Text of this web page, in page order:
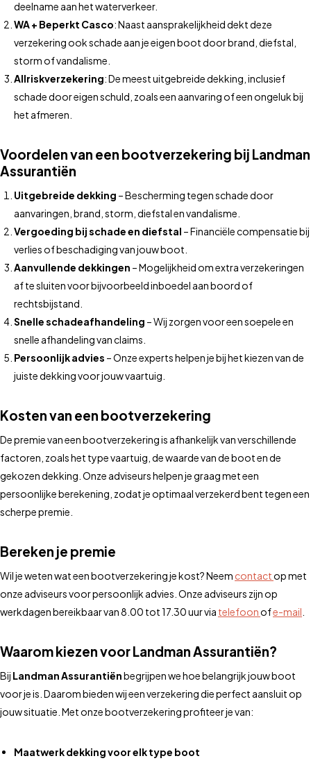
deelname aan het waterverkeer.
WA + Beperkt Casco: Naast aansprakelijkheid dekt deze
verzekering ook schade aan je eigen boot door brand, diefstal,
storm of vandalisme.
Allriskverzekering: De meest uitgebreide dekking, inclusief
schade door eigen schuld, zoals een aanvaring of een ongeluk bij
het afmeren.
Voordelen van een bootverzekering bij Landman
Assurantiën
Uitgebreide dekking – Bescherming tegen schade door
aanvaringen, brand, storm, diefstal en vandalisme.
Vergoeding bij schade en diefstal – Financiële compensatie bij
verlies of beschadiging van jouw boot.
Aanvullende dekkingen – Mogelijkheid om extra verzekeringen
af te sluiten voor bijvoorbeeld inboedel aan boord of
rechtsbijstand.
Snelle schadeafhandeling – Wij zorgen voor een soepele en
snelle afhandeling van claims.
Persoonlijk advies – Onze experts helpen je bij het kiezen van de
juiste dekking voor jouw vaartuig.
Kosten van een bootverzekering
De premie van een bootverzekering is afhankelijk van verschillende
factoren, zoals het type vaartuig, de waarde van de boot en de
gekozen dekking. Onze adviseurs helpen je graag met een
persoonlijke berekening, zodat je optimaal verzekerd bent tegen een
scherpe premie.
Bereken je premie
Wil je weten wat een bootverzekering je kost? Neem contactop met
onze adviseurs voor persoonlijk advies. Onze adviseurs zijn op
werkdagen bereikbaar van 8.00 tot 17.30 uur via telefoonofe-mail
Waarom kiezen voor Landman Assurantiën?
Bij Landman Assurantiënbegrijpen we hoe belangrijk jouw boot
voor je is. Daarom bieden wij een verzekering die perfect aansluit op
jouw situatie. Met onze bootverzekering profiteer je van:
Maatwerk dekking voor elk type boot